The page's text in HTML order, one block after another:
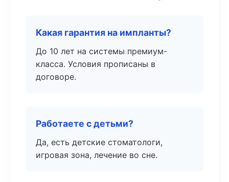
Какая гарантия на импланты?
До 10 лет на системы премиум-
класса. Условия прописаны в
договоре.
Работаете с детьми?
Да, есть детские стоматологи,
игровая зона, лечение во сне.